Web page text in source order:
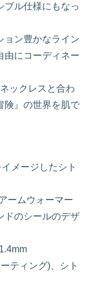
ブル仕様にもなっ
ョン豊かなライン
由にコーディネー
ックレスと合わ
険』の世界を肌で
メージしたシト
ームウォーマー
ドのシールのデザ
ティング)、シト